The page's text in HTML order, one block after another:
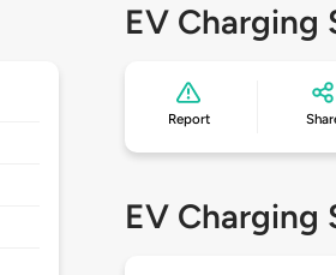
EV Charging
Report
EV Charging